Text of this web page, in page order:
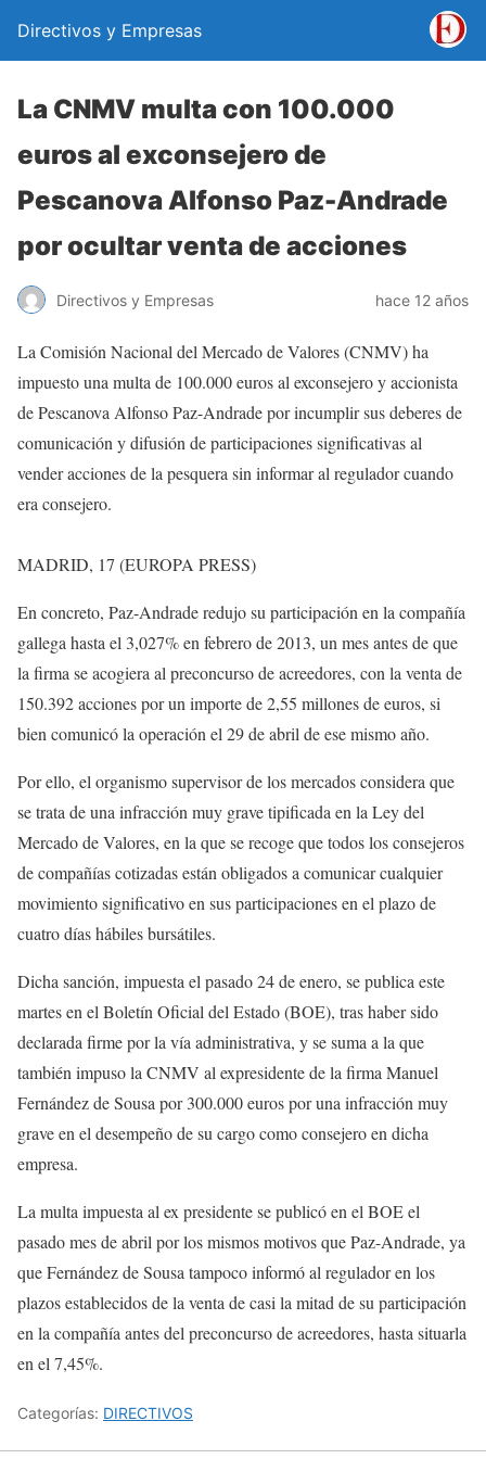
Directivos y Empresas
La CNMV multa con 100.000
euros al exconsejero de
Pescanova Alfonso Paz-Andrade
por ocultar venta de acciones
Directivos y Empresas hace 12 años
La Comisión Nacional del Mercado de Valores (CNMV) ha
impuesto una multa de 100.000 euros al exconsejero y accionista
de Pescanova Alfonso Paz-Andrade por incumplir sus deberes de
comunicación y difusión de participaciones significativas al
vender acciones de la pesquera sin informar al regulador cuando
era consejero.
MADRID, 17 (EUROPA PRESS)
En concreto, Paz-Andrade redujo su participación en la compañía
gallega hasta el 3,027% en febrero de 2013, un mes antes de que
la firma se acogiera al preconcurso de acreedores, con la venta de
150.392 acciones por un importe de 2,55 millones de euros, si
bien comunicó la operación el 29 de abril de ese mismo año.
Por ello, el organismo supervisor de los mercados considera que
se trata de una infracción muy grave tipificada en la Ley del
Mercado de Valores, en la que se recoge que todos los consejeros
de compañías cotizadas están obligados a comunicar cualquier
movimiento significativo en sus participaciones en el plazo de
cuatro días hábiles bursátiles.
Dicha sanción, impuesta el pasado 24 de enero, se publica este
martes en el Boletín Oficial del Estado (BOE), tras haber sido
declarada firme por la vía administrativa, y se suma a la que
también impuso la CNMV al expresidente de la firma Manuel
Fernández de Sousa por 300.000 euros por una infracción muy
grave en el desempeño de su cargo como consejero en dicha
empresa.
La multa impuesta al ex presidente se publicó en el BOE el
pasado mes de abril por los mismos motivos que Paz-Andrade, ya
que Fernández de Sousa tampoco informó al regulador en los
plazos establecidos de la venta de casi la mitad de su participación
en la compañía antes del preconcurso de acreedores, hasta situarla
en el 7,45%.
Categorías: DIRECTIVOS